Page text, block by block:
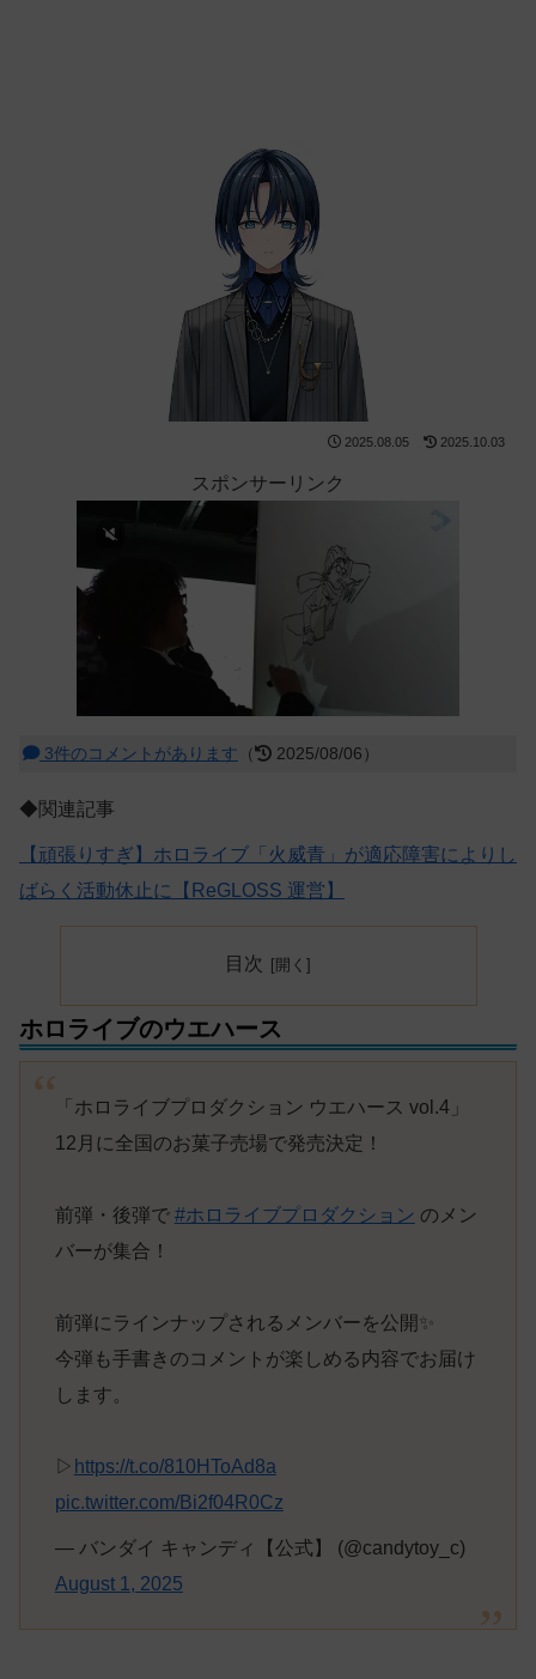
2025.08.05 2025.10.03
スポンサーリンク
3件のコメントがあります （ 2025/08/06）
◆関連記事
【頑張りすぎ】ホロライブ「火威青」が適応障害によりし
ばらく活動休止に【ReGLOSS 運営】
目次
ホロライブのウエハース
「ホロライブプロダクション ウエハース vol.4」
12月に全国のお菓子売場で発売決定！
前弾・後弾で #ホロライブプロダクション のメン
バーが集合！
前弾にラインナップされるメンバーを公開✨
今弾も手書きのコメントが楽しめる内容でお届け
します。
▷ https://t.co/810HToAd8a
pic.twitter.com/Bi2f04R0Cz
— バンダイ キャンディ【公式】 (@candytoy_c)
August 1, 2025